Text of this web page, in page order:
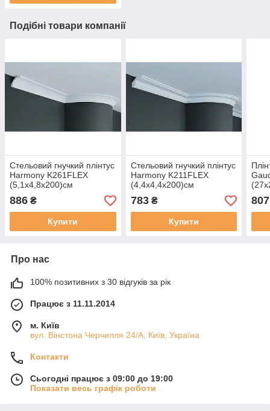
Подібні товари компанії
Стельовий гнучкий плінтус
Harmony K261FLEX
(5,1х4,8х200)см
886 ₴
Купити
Стельовий гнучкий плінтус
Harmony K211FLEX
(4,4х4,4х200)см
783₴
Купити
807
Про нас
100% позитивних з 30 відгуків за рік
Працює з 11.11.2014
м. Київ
вул. Вінстона Черчилля 24/А, Київ, Україна
Контакти
Сьогодні працює з 09:00 до 19:00
Показати весь графік роботи